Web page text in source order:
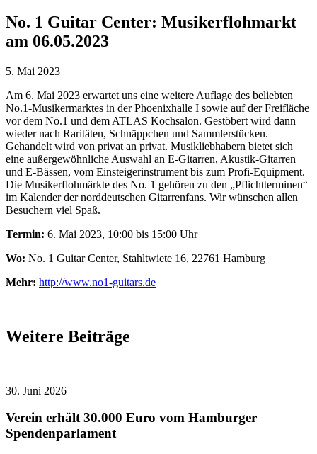
No. 1 Guitar Center: Musikerflohmarkt
am 06.05.2023
5. Mai 2023
Am 6. Mai 2023 erwartet uns eine weitere Auflage des beliebten
No.1-Musikermarktes in der Phoenixhalle I sowie auf der Freifläche
vor dem No.1 und dem ATLAS Kochsalon. Gestöbert wird dann
wieder nach Raritäten, Schnäppchen und Sammlerstücken.
Gehandelt wird von privat an privat. Musikliebhabern bietet sich
eine außergewöhnliche Auswahl an E-Gitarren, Akustik-Gitarren
und E-Bässen, vom Einsteigerinstrument bis zum Profi-Equipment.
Die Musikerflohmärkte des No. 1 gehören zu den „Pflichtterminen“
im Kalender der norddeutschen Gitarrenfans. Wir wünschen allen
Besuchern viel Spaß.
Termin: 6. Mai 2023, 10:00 bis 15:00 Uhr
Wo: No. 1 Guitar Center, Stahltwiete 16, 22761 Hamburg
Mehr: http://www.no1-guitars.de
Weitere Beiträge
30. Juni 2026
Verein erhält 30.000 Euro vom Hamburger
Spendenparlament